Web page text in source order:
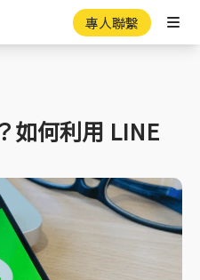
專人聯繫
如何利用 LINE